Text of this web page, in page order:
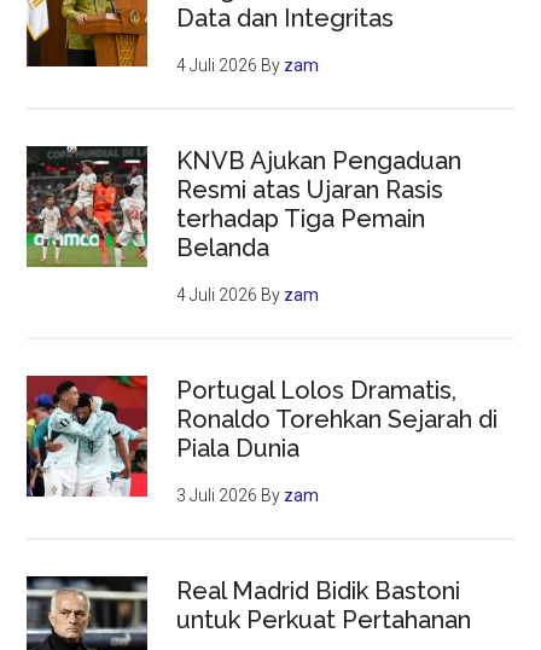
Data dan Integritas
4 Juli 2026 By zam
KNVB Ajukan Pengaduan
Resmi atas Ujaran Rasis
terhadap Tiga Pemain
Belanda
4 Juli 2026 By zam
Portugal Lolos Dramatis,
Ronaldo Torehkan Sejarah di
Piala Dunia
3 Juli 2026 By zam
Real Madrid Bidik Bastoni
untuk Perkuat Pertahanan